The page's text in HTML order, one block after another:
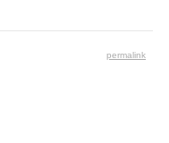
permalink